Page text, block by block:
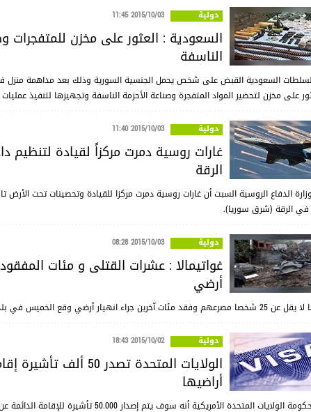
دولية 2015/10/03 11:45
السعودية : العثور على مخزن للمتفجرات
الناسفة
السعودية القبض على شخص يحمل الجنسية السورية وذلك بعد مداهمة منزل
على مخزن لتحضير المواد المتفجرة وصناعة الأحزمة الناسفة وتجهيزها لتنفيذ عمليات
دولية 2015/10/03 11:40
غارات روسية دمرت مركزاً لقيادة
الرقة
الدفاع الروسية السبت أن غارات روسية دمرت مركزا للقيادة وتحصينات تحت الأرض
في الرقة (شرق سوريا).
دولية 2015/10/03 08:28
غواتيمالا : عشرات القتلى و مئات
أرضي
آخرين جراء انهيار أرضي وقع الخميس في بلدة في غواتيمالا.
دولية 2015/10/02 18:43
الولايات المتحدة تصدر 50
أراضيها
أعلنت حكومة الولايات المتحدة الأمريكية أنه سوف يتم